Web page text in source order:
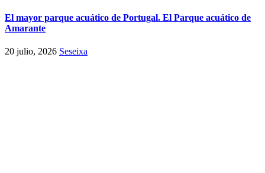
El mayor parque acuático de Portugal. El Parque acuático de
Amarante
20 julio, 2026 Seseixa